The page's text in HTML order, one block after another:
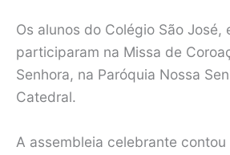
Os alunos do Colégio São José,
participaram na Missa de
Senhora, na Paróquia Nossa
Catedral.
A assembleia celebrante